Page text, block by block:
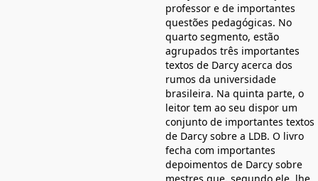
professor e de importantes
questões pedagógicas. No
quarto segmento, estão
agrupados três importantes
textos de Darcy acerca dos
rumos da universidade
brasileira. Na quinta parte, o
leitor tem ao seu dispor um
conjunto de importantes textos
de Darcy sobre a LDB. O livro
fecha com importantes
depoimentos de Darcy sobre